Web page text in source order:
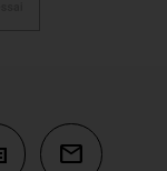
mail